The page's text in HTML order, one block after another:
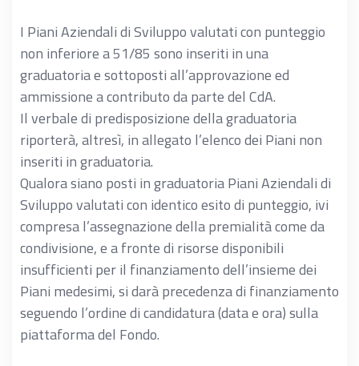
I Piani Aziendali di Sviluppo valutati con punteggio
non inferiore a 51/85 sono inseriti in una
graduatoria e sottoposti all’approvazione ed
ammissione a contributo da parte del CdA.
Il verbale di predisposizione della graduatoria
riporterà, altresì, in allegato l’elenco dei Piani non
inseriti in graduatoria.
Qualora siano posti in graduatoria Piani Aziendali di
Sviluppo valutati con identico esito di punteggio, ivi
compresa l’assegnazione della premialità come da
condivisione, e a fronte di risorse disponibili
insufficienti per il finanziamento dell’insieme dei
Piani medesimi, si darà precedenza di finanziamento
seguendo l’ordine di candidatura (data e ora) sulla
piattaforma del Fondo.